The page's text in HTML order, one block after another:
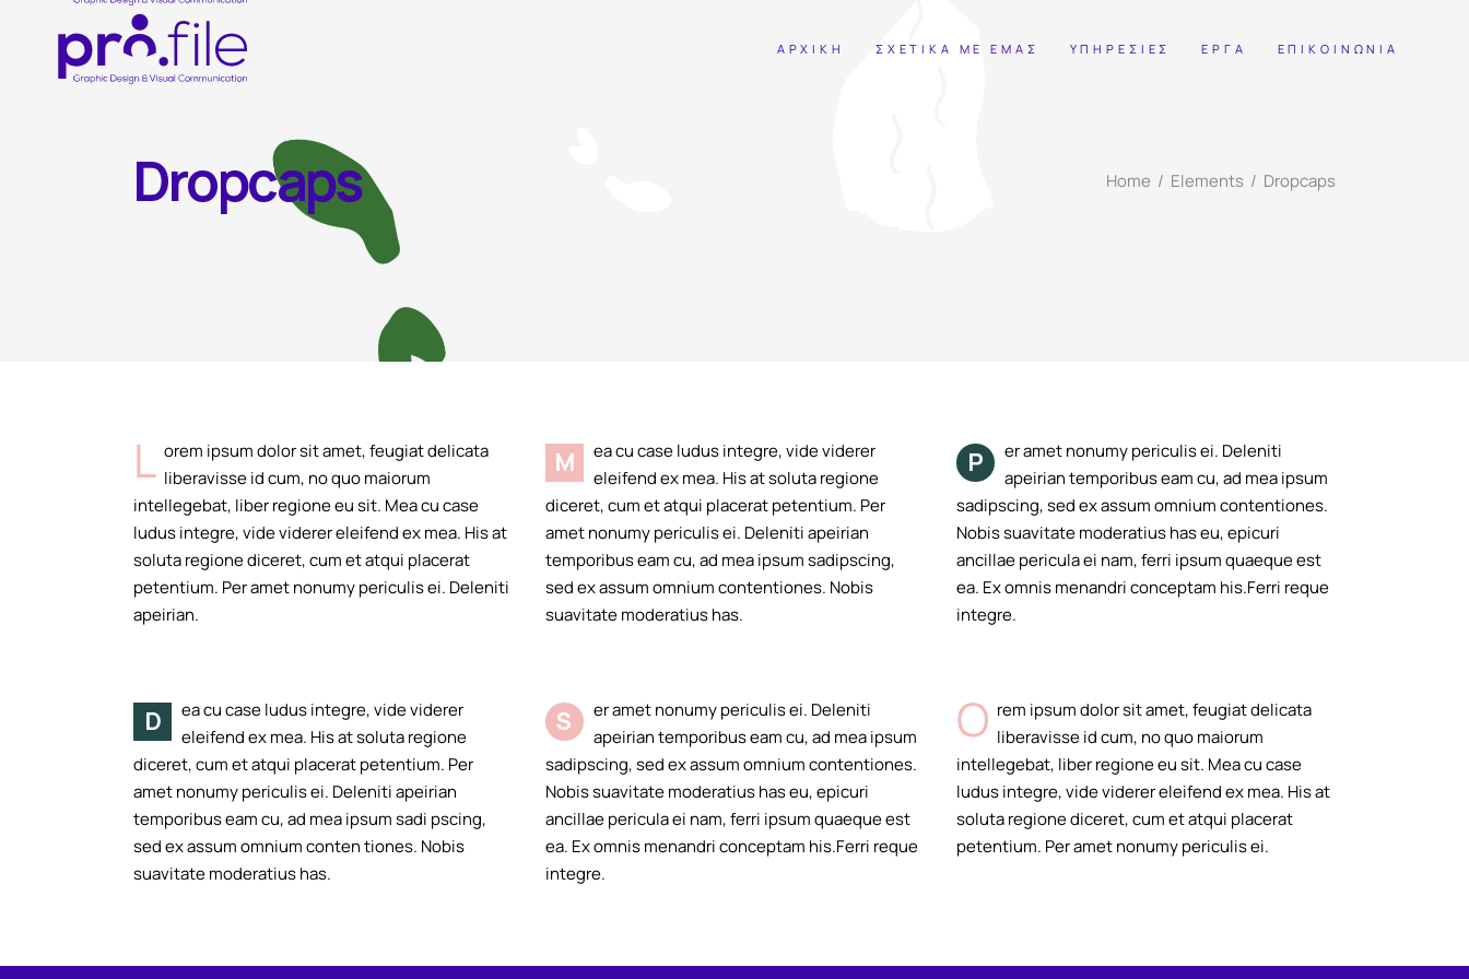
ΑΡΧΙΚΗ ΣΧΕΤΙΚΑ ΜΕ ΕΜΑΣ ΥΠΗΡΕΣΙΕΣ ΕΡΓΑ ΕΠΙΚΟΙΝΩΝΙΑ
Dropcaps Home / Elements / Dropcaps
L orem ipsum dolor sit amet, feugiat delicata
liberavisse id cum, no quo maiorum
intellegebat, liber regione eu sit. Mea cu case
ludus integre, vide viderer eleifend ex mea. His at
soluta regione diceret, cum et atqui placerat
petentium. Per amet nonumy periculis ei. Deleniti
apeirian.
M
ea cu case ludus integre, vide viderer
eleifend ex mea. His at soluta regione
diceret, cum et atqui placerat petentium. Per
amet nonumy periculis ei. Deleniti apeirian
temporibus eam cu, ad mea ipsum sadipscing,
sed ex assum omnium contentiones. Nobis
suavitate moderatius has.
P
er amet nonumy periculis ei. Deleniti
apeirian temporibus eam cu, ad mea ipsum
sadipscing, sed ex assum omnium contentiones.
Nobis suavitate moderatius has eu, epicuri
ancillae pericula ei nam, ferri ipsum quaeque est
ea. Ex omnis menandri conceptam his.Ferri reque
integre.
D
ea cu case ludus integre, vide viderer
eleifend ex mea. His at soluta regione
diceret, cum et atqui placerat petentium. Per
amet nonumy periculis ei. Deleniti apeirian
temporibus eam cu, ad mea ipsum sadi pscing,
sed ex assum omnium conten tiones. Nobis
suavitate moderatius has.
S
er amet nonumy periculis ei. Deleniti
apeirian temporibus eam cu, ad mea ipsum
sadipscing, sed ex assum omnium contentiones.
Nobis suavitate moderatius has eu, epicuri
ancillae pericula ei nam, ferri ipsum quaeque est
ea. Ex omnis menandri conceptam his.Ferri reque
integre.
O rem ipsum dolor sit amet, feugiat delicata
liberavisse id cum, no quo maiorum
intellegebat, liber regione eu sit. Mea cu case
ludus integre, vide viderer eleifend ex mea. His at
soluta regione diceret, cum et atqui placerat
petentium. Per amet nonumy periculis ei.